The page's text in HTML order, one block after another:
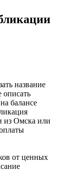
название
описать
балансе
из Омска или
от ценных